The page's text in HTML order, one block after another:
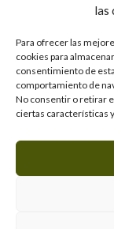
las
Para ofrecer las
cookies para
consentimiento de
comportamiento de
No consentir o retirar
ciertas características
Aparcamiento
Transporte de
Legal
Aviso legal